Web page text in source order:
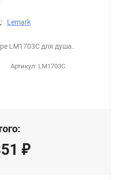
Lemark
LM1703C для душа.
Артикул: LM1703C
₽